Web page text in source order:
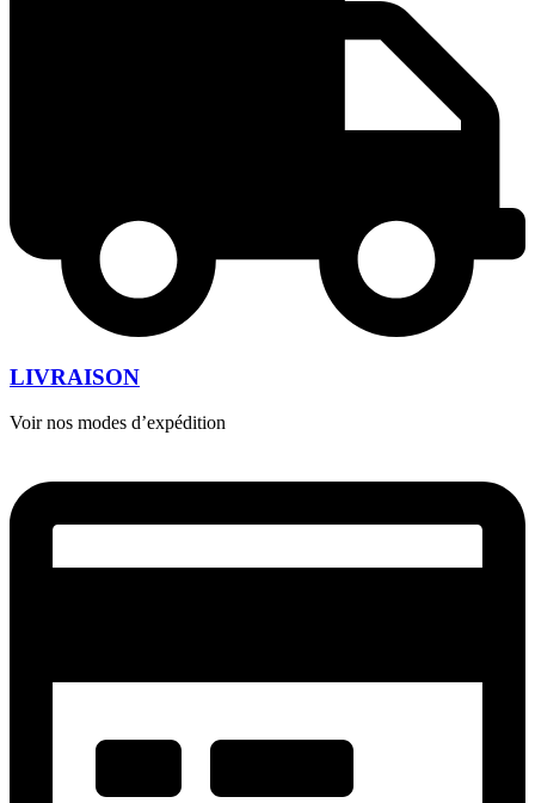
LIVRAISON
Voir nos modes d’expédition